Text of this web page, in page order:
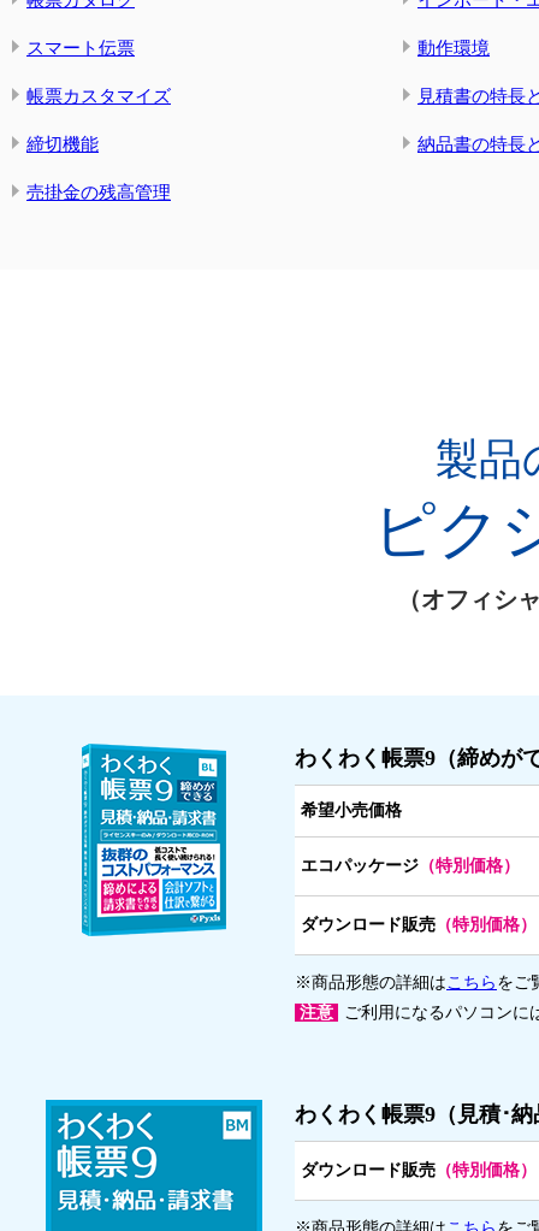
スマート伝票 動作環境
帳票カスタマイズ 見積書の特長
締切機能 納品書の特長
売掛金の残高管理
製品
ピク
（オフィシ
わくわく帳票9（締めが
希望小売価格
エコパッケージ （特別価格）
ダウンロード販売 （特別価格）
※商品形態の詳細は こちら をご
注意
ご利用になるパソコンに
わくわく帳票9（見積･
ダウンロード販売 （特別価格）
※商品形態の詳細は こちら をご